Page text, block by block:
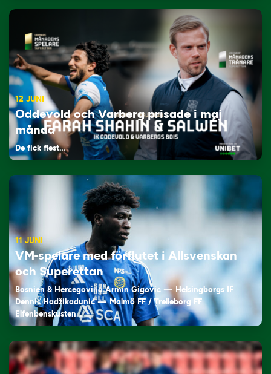
12 JUNI
Oddevold och Varberg prisade i maj
månad
De fick flest…
11 JUNI
VM-spelare med förflutet i Allsvenskan
och Superettan
Bosnien & Hercegovina Armin Gigovic — Helsingborgs IF
Dennis Hadžikadunić — Malmö FF / Trelleborg FF
Elfenbenskusten…